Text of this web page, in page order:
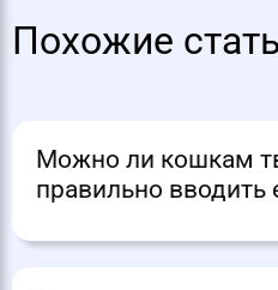
Похожие
Можно ли кошкам
правильно вводить